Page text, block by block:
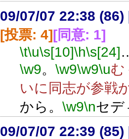
09/07/07 22:38 (86)
[投票: 4][同意: 1]
\t\u\s[10]\h\s[24]
\w9。 \w9\w9\uむ
いに同志が参戦
から。 \w9\nセデ
09/07/07 22:39 (85)